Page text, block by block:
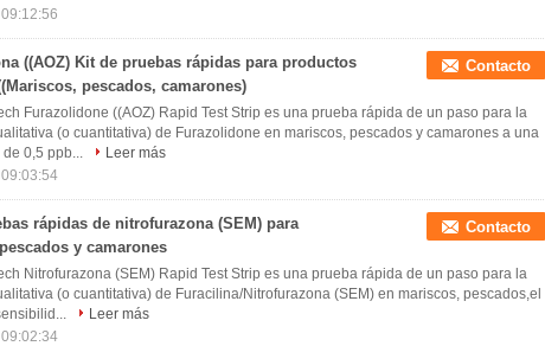
((AOZ) Kit de pruebas rápidas para productos
pescados, camarones)
Contacto
Furazolidone ((AOZ) Rapid Test Strip es una prueba rápida de un paso para la
(o cuantitativa) de Furazolidone en mariscos, pescados y camarones a una
0,5 ppb...
Leer más
rápidas de nitrofurazona (SEM) para
y camarones
Contacto
Nitrofurazona (SEM) Rapid Test Strip es una prueba rápida de un paso para la
(o cuantitativa) de Furacilina/Nitrofurazona (SEM) en mariscos, pescados,el
Leer más